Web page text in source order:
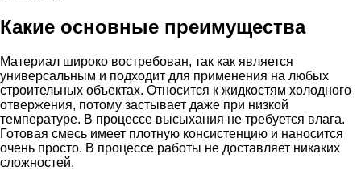
Какие основные преимущества
Материал широко востребован, так как является
универсальным и подходит для применения на любых
строительных объектах. Относится к жидкостям холодного
отвержения, потому застывает даже при низкой
температуре. В процессе высыхания не требуется влага.
Готовая смесь имеет плотную консистенцию и наносится
очень просто. В процессе работы не доставляет никаких
сложностей.